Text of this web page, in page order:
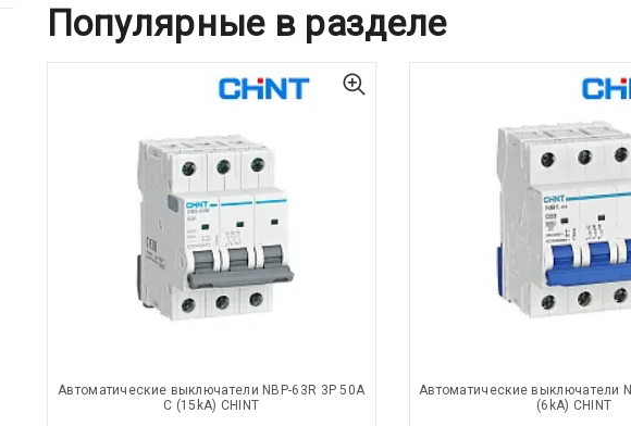
Популярные в разделе
Автоматические выключатели NBP-63R 3P 50A
С (15kA) CHINT
Автоматические выключатели
(6kA) CHINT